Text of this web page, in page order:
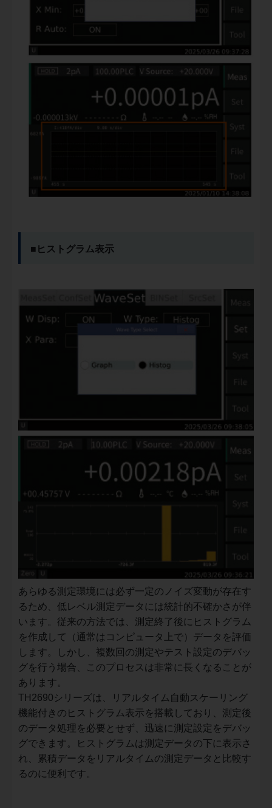
■ヒストグラム表示
あらゆる測定環境には必ず一定のノイズ変動が存在す
るため、低レベル測定データには統計的不確かさが伴
います。従来の方法では、測定終了後にヒストグラム
を作成して（通常はコンピュータ上で）データを評価
します。しかし、複数回の測定やテスト設定のデバッ
グを行う場合、このプロセスは非常に長くなることが
あります。
TH2690シリーズは、リアルタイム自動スケーリング
機能付きのヒストグラム表示を搭載しており、測定後
のデータ処理を必要とせず、迅速に測定設定をデバッ
グできます。ヒストグラムは測定データの下に表示さ
れ、累積データをリアルタイムの測定データと比較す
るのに便利です。